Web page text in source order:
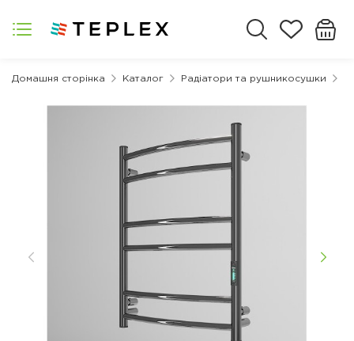
Домашня сторінка Каталог Радіатори та рушникосушки